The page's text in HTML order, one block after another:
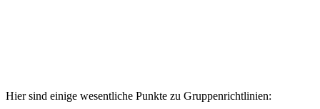
Hier sind einige wesentliche Punkte zu Gruppenrichtlinien: